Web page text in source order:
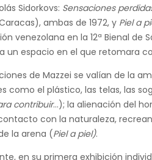
Sidorkovs: Sensaciones
ambas de 1972, y Piel a
venezolana en la 12ª Bienal de
un espacio en el que retomara
de Mazzei se valían de la
como el plástico, las telas, las
contribuir…); la alienación del
con la naturaleza,
la arena (Piel a piel).
en su primera exhibición